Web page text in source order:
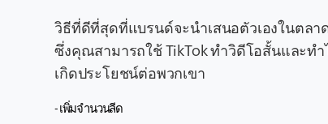
วิธีที่ดีที่สุดที่แบรนด์จะนำเสนอตัวเองในตล
ซึ่งคุณสามารถใช้ TikTok ทำวิดีโอสั้นและท
เกิดประโยชน์ต่อพวกเขา
- เพิ่มจำนวนลีด